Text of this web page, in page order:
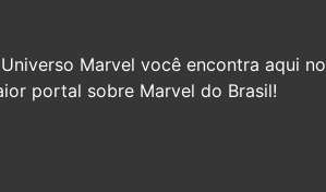
Marvel você encontra aqui no
portal sobre Marvel do Brasil!